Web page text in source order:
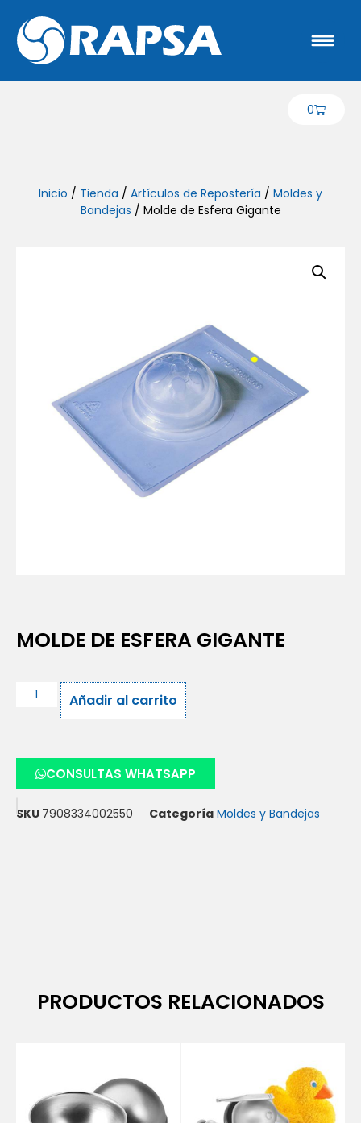
0
Inicio / Tienda / Artículos de Repostería / Moldes y
Bandejas / Molde de Esfera Gigante
MOLDE DE ESFERA GIGANTE
Añadir al carrito
CONSULTAS WHATSAPP
SKU 7908334002550 Categoría Moldes y Bandejas
PRODUCTOS RELACIONADOS